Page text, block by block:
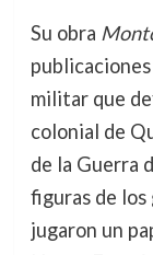
Su obra
militar que
colonial de
de la Guerra
figuras de los
jugaron un